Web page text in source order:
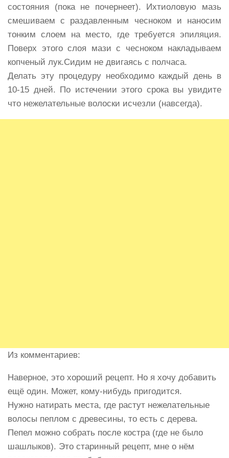
состояния (пока не почернеет). Ихтиоловую мазь
смешиваем с раздавленным чесноком и наносим
тонким слоем на место, где требуется эпиляция.
Поверх этого слоя мази с чесноком накладываем
копченый лук.Сидим не двигаясь с полчаса.
Делать эту процедуру необходимо каждый день в
10-15 дней. По истечении этого срока вы увидите
что нежелательные волоски исчезли (навсегда).
Из комментариев:
Наверное, это хороший рецепт. Но я хочу добавить
ещё один. Может, кому-нибудь пригодится.
Нужно натирать места, где растут нежелательные
волосы пеплом с древесины, то есть с дерева.
Пепел можно собрать после костра (где не было
шашлыков). Это старинный рецепт, мне о нём